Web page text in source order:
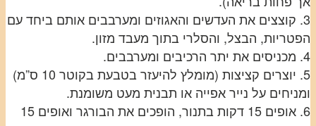
3. קוצצים את העדשים והאגוזים ומערבבים אותם ביחד עם
הפטריות, הבצל, והסלרי בתוך מעבד מזון.
4. מכניסים את יתר הרכיבים ומערבבים.
5. יוצרים קציצות (מומלץ להיעזר בטבעת בקוטר 10 ס”מ)
ומניחים על נייר אפייה או תבנית מעט משומנת.
6. אופים 15 דקות בתנור, הופכים את הבורגר ואופים 15